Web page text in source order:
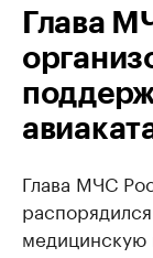
Глава
Глава МЧС
медицинскую